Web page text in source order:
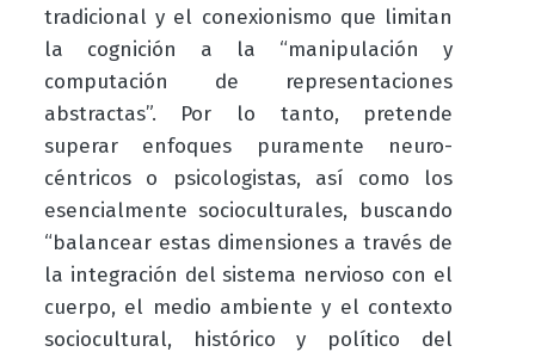
tradicional y el conexionismo que limitan
la cognición a la “manipulación y
computación de representaciones
abstractas”. Por lo tanto, pretende
superar enfoques puramente neuro-
céntricos o psicologistas, así como los
esencialmente socioculturales, buscando
“balancear estas dimensiones a través de
la integración del sistema nervioso con el
cuerpo, el medio ambiente y el contexto
sociocultural, histórico y político del